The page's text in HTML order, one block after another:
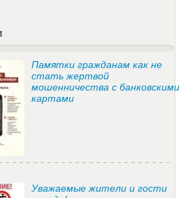
Памятки гражданам как не
стать жертвой
мошенничества с банковскими
картами
Уважаемые жители и гости